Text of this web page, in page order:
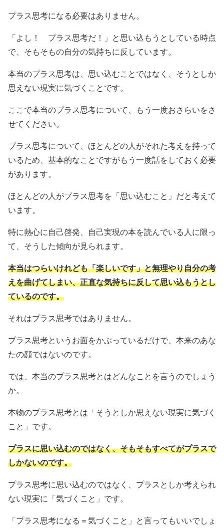
プラス思考になる必要はありません。
「よし！ プラス思考だ！」と思い込もうとしている時点
で、そもそもの自分の気持ちに反しています。
本当のプラス思考は、思い込むことではなく、そうとしか
思えない現実に気づくことです。
ここで本当のプラス思考について、もう一度おさらいをさ
せてください。
プラス思考について、ほとんどの人がそれた考えを持って
いるため、基本的なことですがもう一度話をしておく必要
があります。
ほとんどの人がプラス思考を「思い込むこと」だと考えて
います。
特に熱心に自己啓発、自己実現の本を読んでいる人に限っ
て、そうした傾向が見られます。
本当はつらいけれども「楽しいです」と無理やり自分の考
えを曲げてしまい、正直な気持ちに反して思い込もうとし
ているのです。
それはプラス思考ではありません。
プラス思考というお面をかぶっているだけで、本来のあな
たの顔ではないのです。
では、本当のプラス思考とはどんなことを言うのでしょう
か。
本物のプラス思考とは「そうとしか思えない現実に気づく
こと」です。
プラスに思い込むのではなく、そもそもすべてがプラスで
しかないのです。
プラス思考に思い込むのではなく、プラスとしか考えられ
ない現実に「気づくこと」です。
「プラス思考になる＝気づくこと」と言ってもいいでしょ